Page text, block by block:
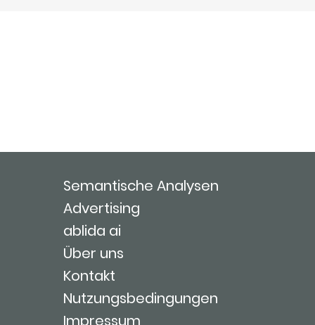
Semantische Analysen
Advertising
ablida ai
Über uns
Kontakt
Nutzungsbedingungen